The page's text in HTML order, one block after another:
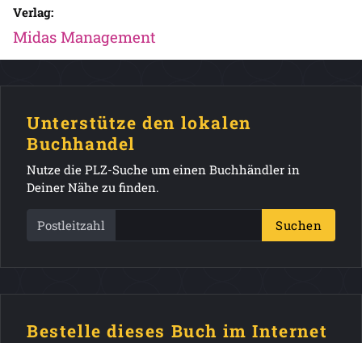
Verlag:
Midas Management
Unterstütze den lokalen
Buchhandel
Nutze die PLZ-Suche um einen Buchhändler in
Deiner Nähe zu finden.
Postleitzahl Suchen
Bestelle dieses Buch im Internet